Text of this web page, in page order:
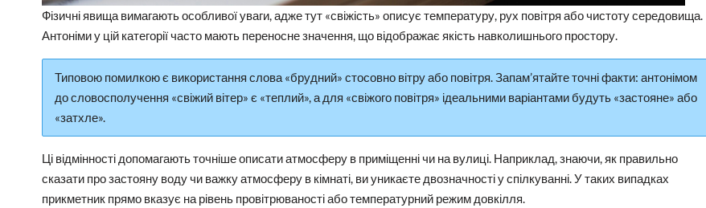
Фізичні явища вимагають особливої уваги, адже тут «свіжість» описує температуру, рух повітря або чистоту середовища.
Антоніми у цій категорії часто мають переносне значення, що відображає якість навколишнього простору.
Типовою помилкою є використання слова «брудний» стосовно вітру або повітря. Запам’ятайте точні факти: антонімом
до словосполучення «свіжий вітер» є «теплий», а для «свіжого повітря» ідеальними варіантами будуть «застояне» або
«затхле».
Ці відмінності допомагають точніше описати атмосферу в приміщенні чи на вулиці. Наприклад, знаючи, як правильно
сказати про застояну воду чи важку атмосферу в кімнаті, ви уникаєте двозначності у спілкуванні. У таких випадках
прикметник прямо вказує на рівень провітрюваності або температурний режим довкілля.